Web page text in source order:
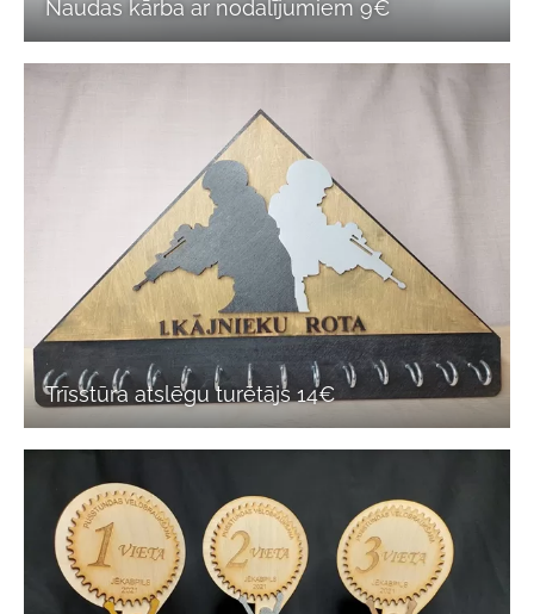
Naudas kārba ar nodalījumiem 9€
Trīsstūra atslēgu turētājs 14€